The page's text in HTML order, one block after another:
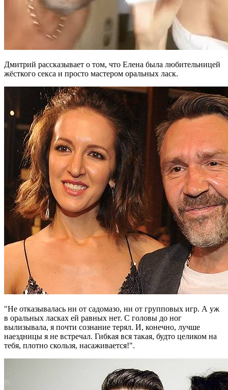
Дмитрий рассказывает о том, что Елена была любительницей
жёсткого секса и просто мастером оральных ласк.
"Не отказывалась ни от садомазо, ни от групповых игр. А уж
в оральных ласках ей равных нет. С головы до ног
вылизывала, я почти сознание терял. И, конечно, лучше
наездницы я не встречал. Гибкая вся такая, будто целиком на
тебя, плотно скользя, насаживается!".